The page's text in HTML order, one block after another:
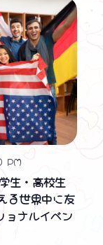
生・高校生
る世界中に友
ナルイベン
PM